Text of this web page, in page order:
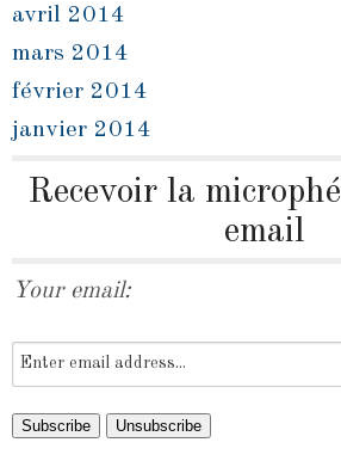
avril 2014
mars 2014
février 2014
janvier 2014
Recevoir la
email
Your email: